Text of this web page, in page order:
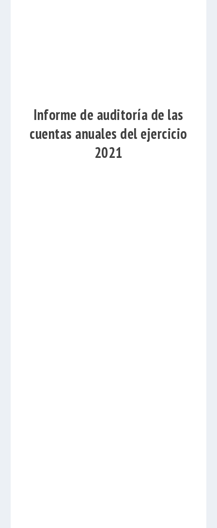
Informe de auditoría de las
cuentas anuales del ejercicio
2021